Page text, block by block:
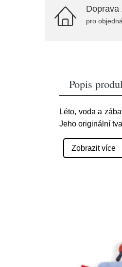
Doprava
pro
Popis
Léto, voda a
Jeho originální
Zobrazit více